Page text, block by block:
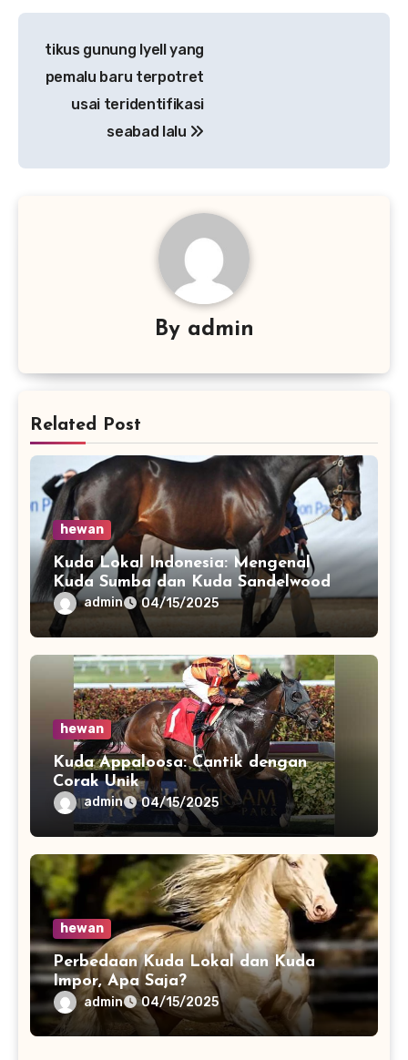
pos
tikus gunung lyell yang
pemalu baru terpotret
usai teridentifikasi
seabad lalu
By admin
Related Post
hewan
Kuda Lokal Indonesia: Mengenal
Kuda Sumba dan Kuda Sandelwood
admin 04/15/2025
hewan
Kuda Appaloosa: Cantik dengan
Corak Unik
admin 04/15/2025
hewan
Perbedaan Kuda Lokal dan Kuda
Impor, Apa Saja?
admin 04/15/2025